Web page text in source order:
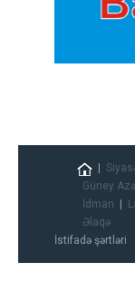
Güney
İdman
Əlaqə
İstifadə şərtləri